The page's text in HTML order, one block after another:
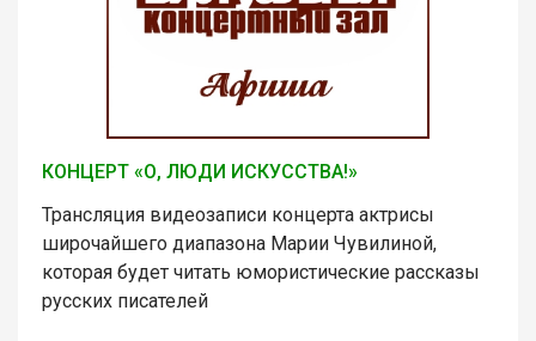
КОНЦЕРТ «О, ЛЮДИ ИСКУССТВА!»
Трансляция видеозаписи концерта актрисы
широчайшего диапазона Марии Чувилиной,
которая будет читать юмористические рассказы
русских писателей